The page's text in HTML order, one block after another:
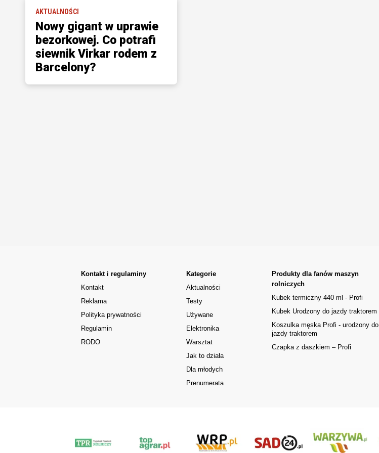
AKTUALNOŚCI
Nowy gigant w uprawie
bezorkowej. Co potrafi
siewnik Virkar rodem z
Barcelony?
Kontakt i regulaminy
Kontakt
Reklama
Polityka prywatności
Regulamin
RODO
Kategorie
Aktualności
Testy
Używane
Elektronika
Warsztat
Jak to działa
Dla młodych
Prenumerata
Produkty dla fanów maszyn
rolniczych
Kubek termiczny 440 ml - Profi
Kubek Urodzony do jazdy traktorem
Koszulka męska Profi - urodzony do
jazdy traktorem
Czapka z daszkiem – Profi